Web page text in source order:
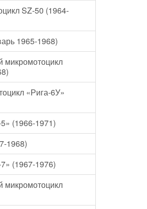
SZ-50 (1964-
1965-1968)
микромотоцикл
«Рига-6У»
(1966-1971)
1968)
(1967-1976)
микромотоцикл